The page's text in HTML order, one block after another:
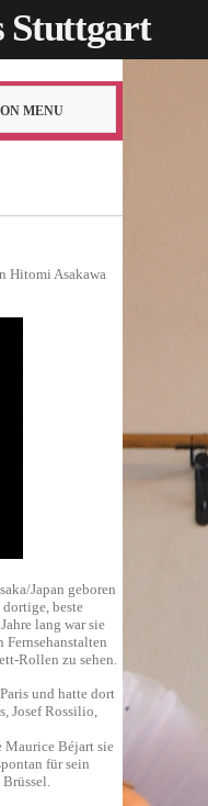
Stuttgart
MENU
Hitomi Asakawa
Japan geboren
beste
lang war sie
Rollen zu sehen.
und hatte dort
Josef Rossilio,
Maurice Béjart sie
für sein